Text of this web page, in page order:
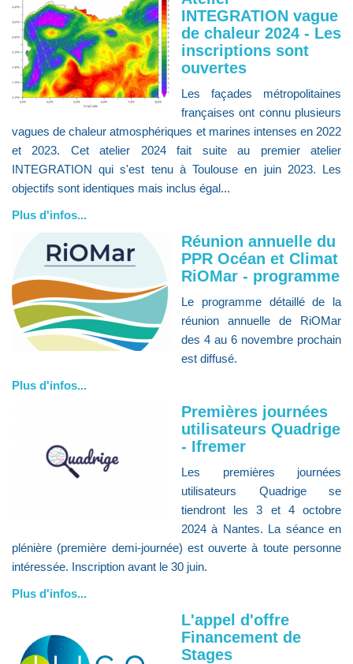
INTEGRATION vague
de chaleur 2024 - Les
inscriptions sont
ouvertes
Les façades métropolitaines
françaises ont connu plusieurs
vagues de chaleur atmosphériques et marines intenses en 2022
et 2023. Cet atelier 2024 fait suite au premier atelier
INTEGRATION qui s'est tenu à Toulouse en juin 2023. Les
objectifs sont identiques mais inclus égal...
Plus d'infos...
Réunion annuelle du
PPR Océan et Climat
RiOMar - programme
Le programme détaillé de la
réunion annuelle de RiOMar
des 4 au 6 novembre prochain
est diffusé.
Plus d'infos...
Premières journées
utilisateurs Quadrige
- Ifremer
Les premières journées
utilisateurs Quadrige se
tiendront les 3 et 4 octobre
2024 à Nantes. La séance en
plénière (première demi-journée) est ouverte à toute personne
intéressée. Inscription avant le 30 juin.
Plus d'infos...
L'appel d'offre
Financement de
Stages